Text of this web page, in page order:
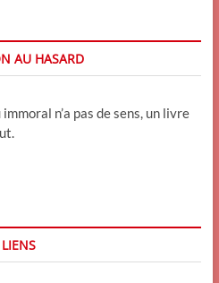
AU HASARD
n’a pas de sens, un livre
LIENS